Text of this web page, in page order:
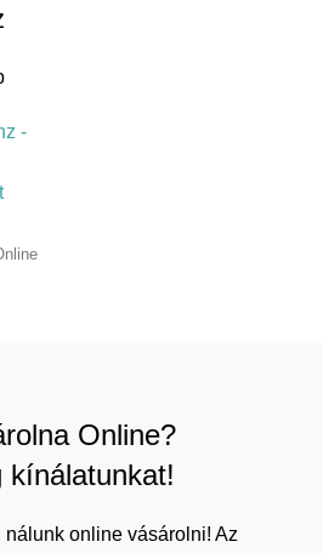
-
Online?
kínálatunkat!
nálunk online vásárolni! Az